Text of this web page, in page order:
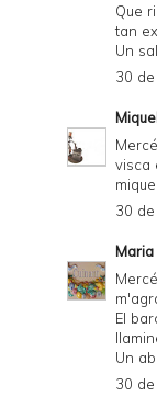
Que
tan
Un
30
visca
miquel
30
El
Un
30